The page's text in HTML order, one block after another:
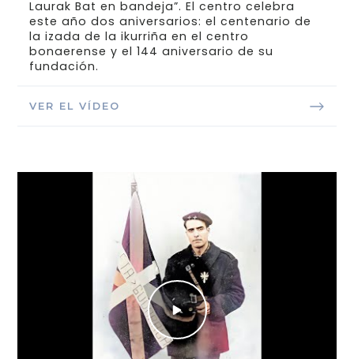
Laurak Bat en bandeja”. El centro celebra
este año dos aniversarios: el centenario de
la izada de la ikurriña en el centro
bonaerense y el 144 aniversario de su
fundación.
VER EL VÍDEO